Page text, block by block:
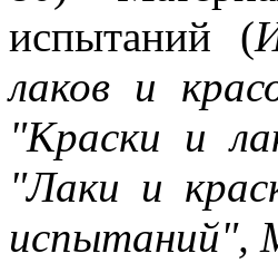
испытаний (
лаков и
"Краски и
"Лаки и
испытаний",